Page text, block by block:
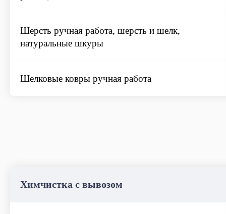
Шерсть ручная работа, шерсть и шелк,
натуральные шкуры
Шелковые ковры ручная работа
Химчистка с вывозом